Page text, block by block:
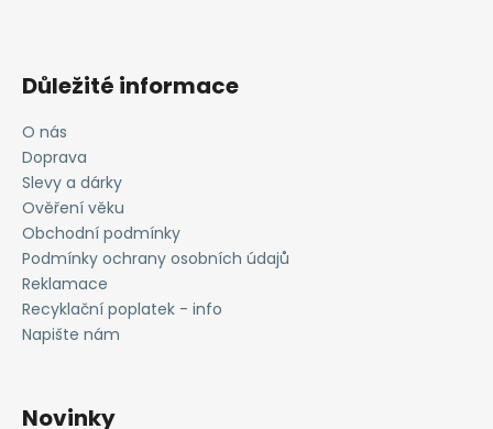
Důležité informace
O nás
Doprava
Slevy a dárky
Ověření věku
Obchodní podmínky
Podmínky ochrany osobních údajů
Reklamace
Recyklační poplatek - info
Napište nám
Novinky